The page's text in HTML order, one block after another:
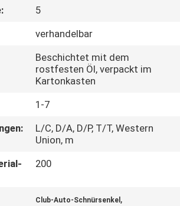
5
verhandelbar
Beschichtet mit dem
rostfesten Öl, verpackt im
Kartonkasten
1-7
L/C, D/A, D/P, T/T, Western
Union, m
200
Club-Auto-Schnürsenkel ,